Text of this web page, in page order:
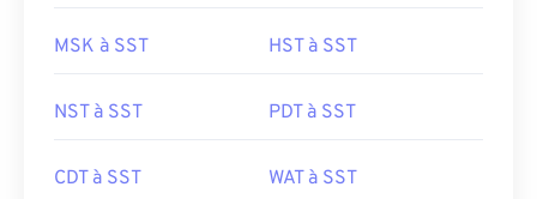
MSK à SST HST à SST
NST à SST PDT à SST
CDT à SST WAT à SST